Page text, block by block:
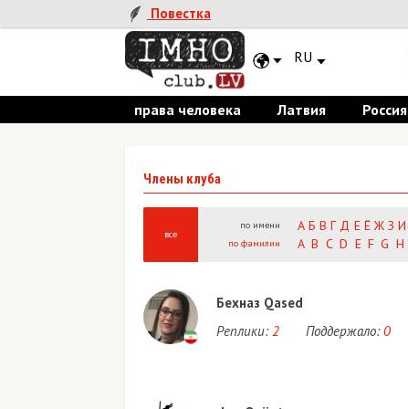
Повестка
RU
права человека Латвия Россия
Члены клуба
все
по имени
по фамилии
А Б В Г Д Е Ё Ж З И
A B C D E F G H
Бехназ Qased
Реплики: 2 Поддержало: 0